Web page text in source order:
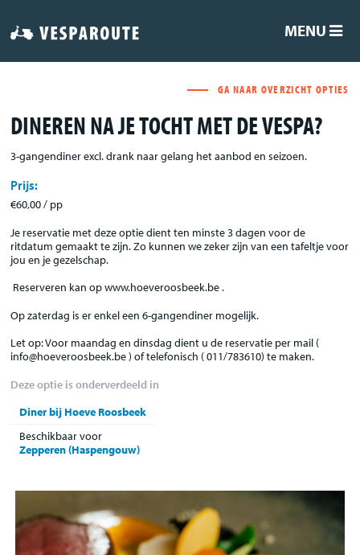
MENU
GA NAAR OVERZICHT OPTIES
DINEREN NA JE TOCHT MET DE VESPA?
3-gangendiner excl. drank naar gelang het aanbod en seizoen.
Prijs:
€60,00 / pp
Je reservatie met deze optie dient ten minste 3 dagen voor de
ritdatum gemaakt te zijn. Zo kunnen we zeker zijn van een tafeltje voor
jou en je gezelschap.
Reserveren kan op www.hoeveroosbeek.be .
Op zaterdag is er enkel een 6-gangendiner mogelijk.
Let op: Voor maandag en dinsdag dient u de reservatie per mail (
info@hoeveroosbeek.be ) of telefonisch ( 011/783610) te maken.
Deze optie is onderverdeeld in
Diner bij Hoeve Roosbeek
Beschikbaar voor
Zepperen (Haspengouw)